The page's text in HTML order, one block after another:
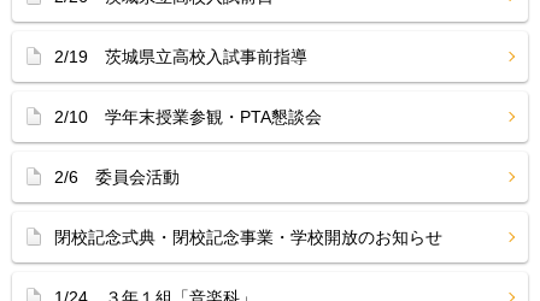
2/19 茨城県立高校入試事前指導
2/10 学年末授業参観・PTA懇談会
2/6 委員会活動
閉校記念式典・閉校記念事業・学校開放のお知らせ